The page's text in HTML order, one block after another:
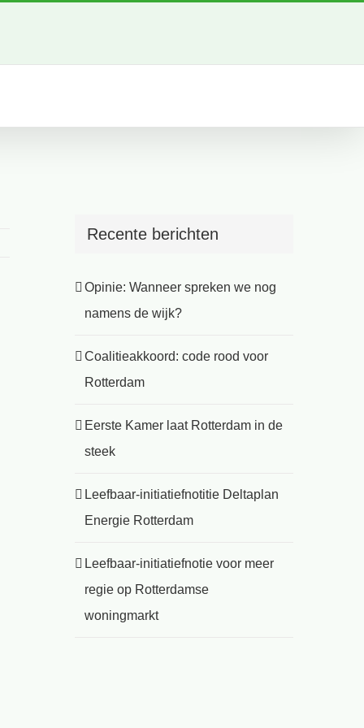
Recente berichten
Opinie: Wanneer spreken we nog
namens de wijk?
Coalitieakkoord: code rood voor
Rotterdam
Eerste Kamer laat Rotterdam in de
steek
Leefbaar-initiatiefnotitie Deltaplan
Energie Rotterdam
Leefbaar-initiatiefnotie voor meer
regie op Rotterdamse
woningmarkt